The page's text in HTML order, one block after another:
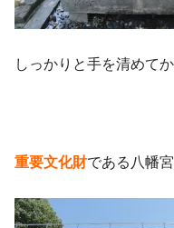
しっかりと手を清めて
重要文化財である八幡